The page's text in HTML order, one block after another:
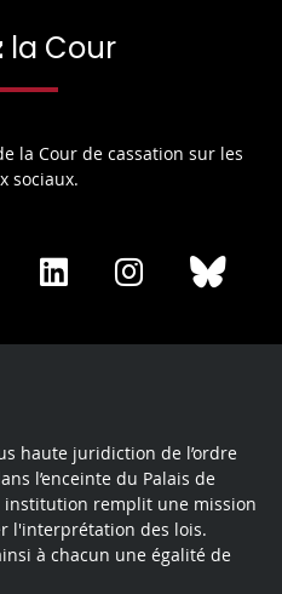
la Cour
la Cour de cassation sur les
sociaux.
Share
Share
LinkedIn
Share
Instagram
haute juridiction de l’ordre
l’enceinte du Palais de
institution remplit une mission
l'interprétation des lois.
à chacun une égalité de